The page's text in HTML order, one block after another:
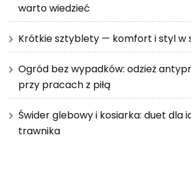
warto wiedzieć
Krótkie sztyblety — komfort i styl w
Ogród bez wypadków: odzież
przy pracach z piłą
Świder glebowy i kosiarka: duet dla
trawnika